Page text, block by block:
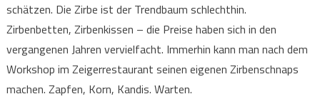
schätzen. Die Zirbe ist der Trendbaum schlechthin.
Zirbenbetten, Zirbenkissen – die Preise haben sich in den
vergangenen Jahren vervielfacht. Immerhin kann man nach dem
Workshop im Zeigerrestaurant seinen eigenen Zirbenschnaps
machen. Zapfen, Korn, Kandis. Warten.